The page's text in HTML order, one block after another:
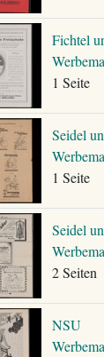
Fichtel
1 Seite
Seidel
1 Seite
Seidel
2 Seiten
NSU